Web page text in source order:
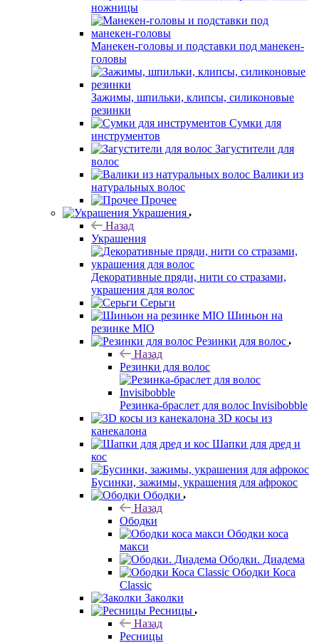
ножницы
Манекен-головы и подставки под манекен-
головы
Зажимы, шпильки, клипсы, силиконовые
резинки
Сумки для
инструментов
Загустители для
волос
Валики из
натуральных волос
Прочее
Украшения
Назад
Украшения
Декоративные пряди, нити со стразами,
украшения для волос
Серьги
Шиньон на
резинке MIO
Резинки для волос
Назад
Резинки для волос
Резинка-браслет для волос Invisibobble
3D косы из
канекалона
Шапки для дред и
кос
Бусинки, зажимы, украшения для афрокос
Ободки
Назад
Ободки
Ободки коса
макси
Ободки. Диадема
Ободки Коса
Classic
Заколки
Ресницы
Назад
Ресницы